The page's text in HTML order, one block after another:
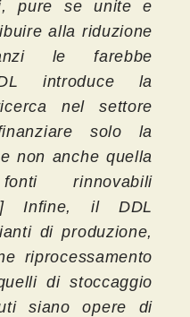
pure se unite e
alla riduzione
le farebbe
introduce la
nel settore
solo la
non anche quella
rinnovabili
Infine, il DDL
di produzione,
riprocessamento
di stoccaggio
siano opere di